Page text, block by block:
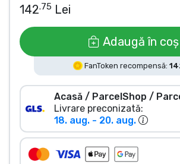
142.75 Lei
Adaugă în coș
FanToken recompensă:
Acasă / ParcelShop /
Livrare preconizată:
18. aug. - 20. aug.
Tipuri de produse
Mărci